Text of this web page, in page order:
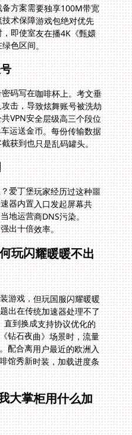
色区间。
码写在咖啡杯上。考文垂
击，导致炫舞账号被洗劫
VPN安全层级高三个段位
运送金币。每份传输数据
获到也只是乱码罐头。
爱丁堡玩家经历过这种噩
速器内置入口发起屏幕共
当地运营商DNS污染。
出十倍效率。
玩闪耀暖暖不出
游戏，但玩国服闪耀暖暖
出在传统加速器处理不了
直到换成支持协议优化的
钻石夜曲》场景时，流量
配合离用户最近的欧洲入
馆秀新时装，加载进度条
大掌柜用什么加